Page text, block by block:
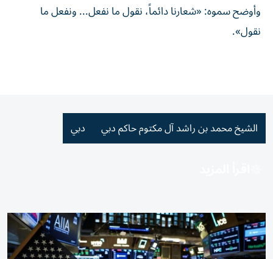
وأوضح سموه: «شعارنا دائماً، نقول ما نفعل... ونفعل ما
نقول».
الشيخ محمد بن راشد آل مكتوم حاكم دبي دبي